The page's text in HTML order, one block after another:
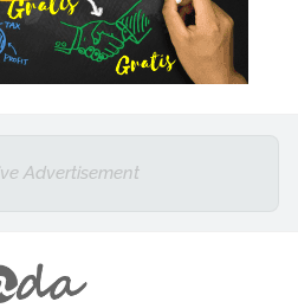
Advertisement